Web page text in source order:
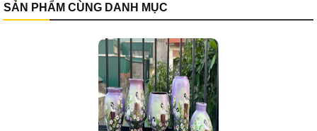
SẢN PHẨM CÙNG DANH MỤC